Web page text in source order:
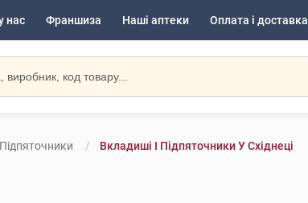
нас Франшиза Наші аптеки Оплата і доставка
Вкладиші І Підпяточники У Східнеці